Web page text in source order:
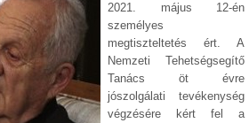
2021. május 12-én
személyes
megtiszteltetés ért. A
Nemzeti Tehetségsegítő
Tanács öt évre
jószolgálati tevékenység
végzésére kért fel a